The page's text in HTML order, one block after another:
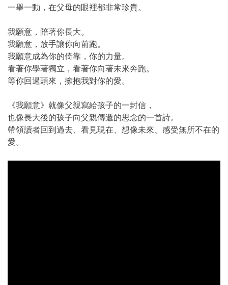
一舉一動，在父母的眼裡都非常珍貴。
我願意，陪著你長大。
我願意，放手讓你向前跑。
我願意成為你的倚靠，你的力量。
看著你學著獨立，看著你向著未來奔跑。
等你回過頭來，擁抱我對你的愛。
《我願意》就像父親寫給孩子的一封信，
也像長大後的孩子向父親傳遞的思念的一首詩。
帶領讀者回到過去、看見現在、想像未來、感受無所不在的
愛。